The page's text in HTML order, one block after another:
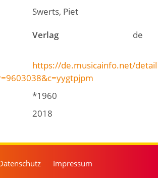
Swerts, Piet
Verlag
de
https://de.musicainfo.net/detail
*1960
2018
Impressum